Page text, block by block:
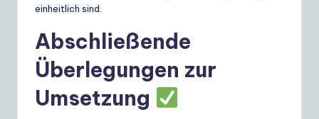
einheitlich sind.
Abschließende
Überlegungen zur
Umsetzung